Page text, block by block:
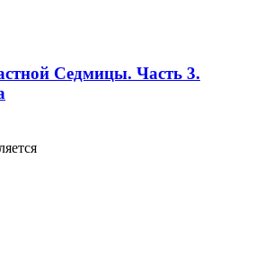
Седмицы. Часть 3.